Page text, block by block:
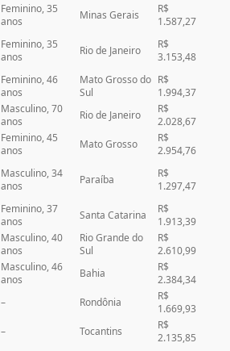
Feminino, 35
anos
Minas Gerais
R$
1.587,27
Feminino, 35
anos
Rio de Janeiro
R$
3.153,48
Feminino, 46
anos
Mato Grosso do
Sul
R$
1.994,37
Masculino, 70
anos
Rio de Janeiro
R$
2.028,67
Feminino, 45
anos
Mato Grosso
R$
2.954,76
Masculino, 34
anos
Paraíba
R$
1.297,47
Feminino, 37
anos
Santa Catarina
R$
1.913,39
Masculino, 40
anos
Rio Grande do
Sul
R$
2.610,99
Masculino, 46
anos
Bahia
R$
2.384,34
– Rondônia
R$
1.669,93
– Tocantins
R$
2.135,85